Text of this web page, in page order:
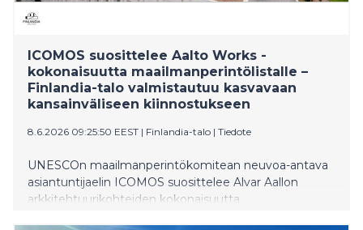
ICOMOS suosittelee Aalto Works -
kokonaisuutta maailmanperintölistalle –
Finlandia-talo valmistautuu kasvavaan
kansainväliseen kiinnostukseen
8.6.2026 09:25:50 EEST | Finlandia-talo | Tiedote
UNESCOn maailmanperintökomitean neuvoa-antava
asiantuntijaelin ICOMOS suosittelee Alvar Aallon
arkkitehtuurikohteiden kokonaisuutta